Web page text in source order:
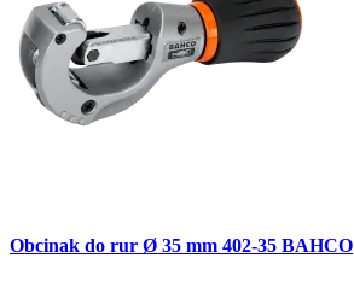
Obcinak do rur Ø 35 mm 402-35 BAHCO